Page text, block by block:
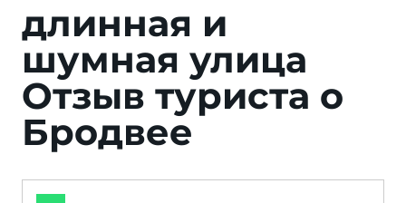
длинная и
шумная улица
Отзыв туриста о
Бродвее